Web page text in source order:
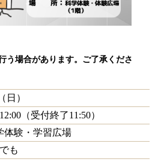
う場合があります。ご了承くださ
日）
（受付終了11:50）
体験・学習広場
も